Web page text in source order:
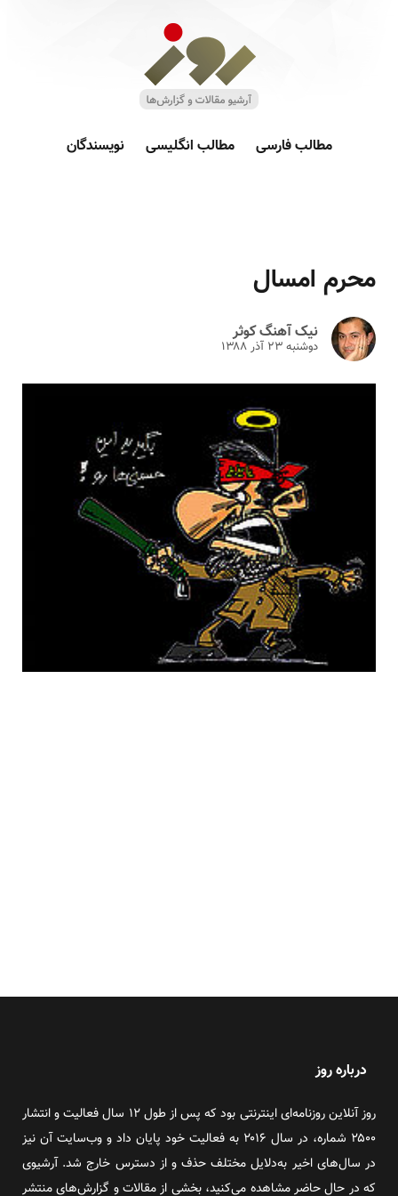
مطالب فارسی مطالب انگلیسی نویسندگان
محرم امسال
نیک آهنگ کوثر
دوشنبه ۲۳ آذر ۱۳۸۸
درباره روز
روز آنلاین روزنامه‌ای اینترنتی بود که پس از طول ۱۲ سال فعالیت و انتشار
۲۵۰۰ شماره، در سال ۲۰۱۶ به فعالیت خود پایان داد و وب‌سایت آن نیز
در سال‌های اخیر به‌دلایل مختلف حذف و از دسترس خارج شد. آرشیوی
که در حال حاضر مشاهده می‌کنید، بخشی از مقالات و گزارش‌های منتشر